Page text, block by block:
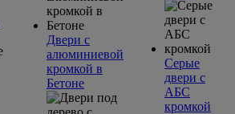
Двери с
алюминиевой
кромкой в
Бетоне
Серые
двери с
АБС
кромкой